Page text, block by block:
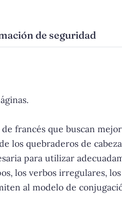
de seguridad
francés que buscan
los quebraderos de
para utilizar
los verbos irregulares,
al modelo de